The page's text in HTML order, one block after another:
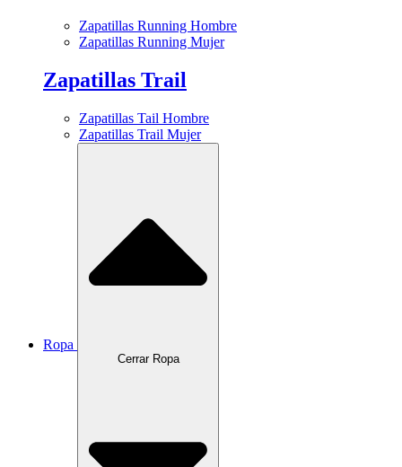
Zapatillas Running Hombre
Zapatillas Running Mujer
Zapatillas Trail
Zapatillas Tail Hombre
Zapatillas Trail Mujer
Ropa
Cerrar Ropa